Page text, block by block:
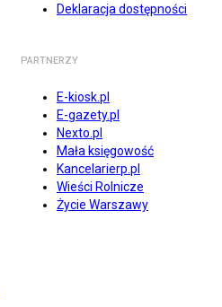
Deklaracja dostępności
PARTNERZY
E-kiosk.pl
E-gazety.pl
Nexto.pl
Mała księgowość
Kancelarierp.pl
Wieści Rolnicze
Życie Warszawy